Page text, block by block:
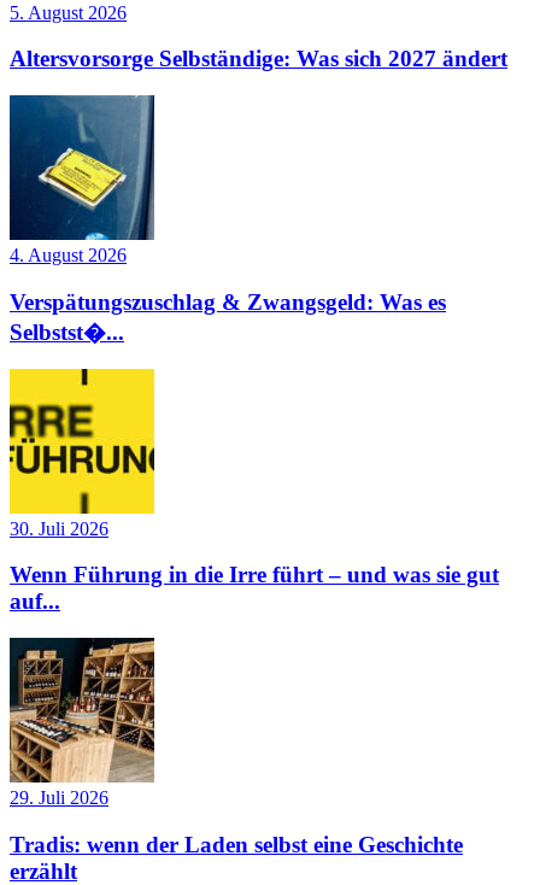
5. August 2026
Altersvorsorge Selbständige: Was sich 2027 ändert
4. August 2026
Verspätungszuschlag & Zwangsgeld: Was es
Selbstst�...
30. Juli 2026
Wenn Führung in die Irre führt – und was sie gut
auf...
29. Juli 2026
Tradis: wenn der Laden selbst eine Geschichte
erzählt